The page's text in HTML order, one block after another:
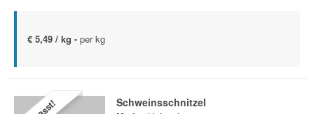
€ 5,49 / kg - per kg
Schweinsschnitzel